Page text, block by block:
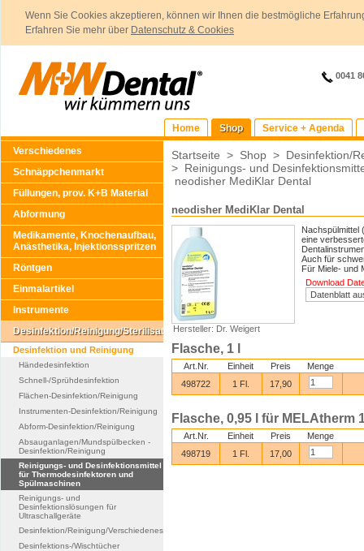
Wenn Sie Cookies akzeptieren, können wir Ihnen die bestmögliche
Erfahren Sie mehr über Datenschutz & Cookies
0041
Home Shop
Service + Agenda
Verschiedenes
Schnäppchenmarkt
Füllungen, prov. K+B Material
Abformung
Medikamente, Knochenaufbau,
Anästhetika, Injektionsspritzen
Röntgen
Einmalartikel
Instrumente
Desinfektion/Reinigung/Sterilisation
Desinfektion und Reinigung
Händedesinfektion
Schnell-/Sprühdesinfektion
Flächen-Desinfektion/Reinigung
Instrumenten-Desinfektion/Reinigung
Abform-Desinfektion/Reinigung
Absauganlagen/Mundspülbecken -
Desinfektion/Reinigung
Reinigungs- und Desinfektionsmittel
für Thermodesinfektoren und
Spülmaschinen
Reinigungs- und
Desinfektionslösungen für
Ultraschallgeräte
Desinfektion/Reinigung/Verschiedenes
Desinfektions-/Wischtücher
Startseite > Shop > Desinfektion/
> Reinigungs- und
neodisher MediKlar Dental
neodisher MediKlar Dental
Hersteller: Dr. Weigert
Nachspülmittel
eine
Auch für
Für Miele- und
Download
Flasche, 1 l
Art.Nr. Einheit Preis
Menge
498722
1 Fl. 17,90
Flasche, 0,95 l für MELAtherm
Art.Nr. Einheit Preis
Menge
498719
1 Fl. 17,00